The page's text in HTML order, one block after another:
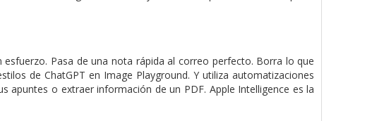
Pasa de una nota rápida al correo perfecto. Borra lo que
de ChatGPT en Image Playground. Y utiliza automatiza­ciones
o extraer información de un PDF. Apple Intelligence es la